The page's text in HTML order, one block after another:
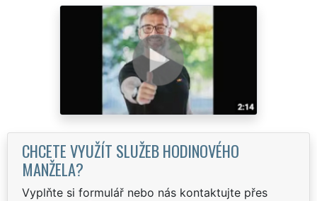
CHCETE VYUŽÍT SLUŽEB HODINOVÉHO
MANŽELA?
Vyplňte si formulář nebo nás kontaktujte přes